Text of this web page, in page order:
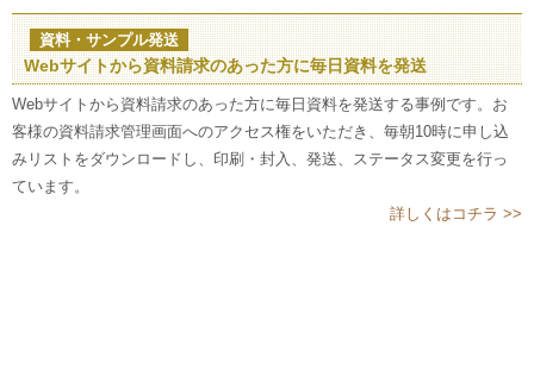
資料・サンプル発送
Webサイトから資料請求のあった方に毎日資料を発送
Webサイトから資料請求のあった方に毎日資料を発送する事例です。お
客様の資料請求管理画面へのアクセス権をいただき、毎朝10時に申し込
みリストをダウンロードし、印刷・封入、発送、ステータス変更を行っ
ています。
詳しくはコチラ >>